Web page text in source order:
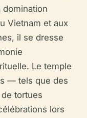
domination
Vietnam et aux
il se dresse
Le temple
— tels que des
tortues
lors